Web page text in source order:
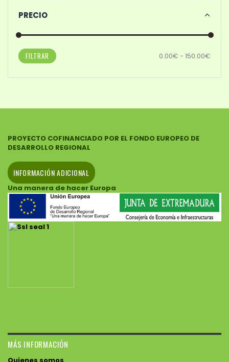
PRECIO
FILTRAR 0.00€ - 150.00€
PROYECTO COFINANCIADO POR EL FONDO EUROPEO DE
DESARROLLO REGIONAL
INFORMACIÓN ADICIONAL
Una manera de hacer Europa
MÁS INFORMACIÓN